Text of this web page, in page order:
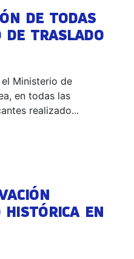
DE TODAS
TRASLADO
Ministerio de
en todas las
realizado...
HISTÓRICA EN